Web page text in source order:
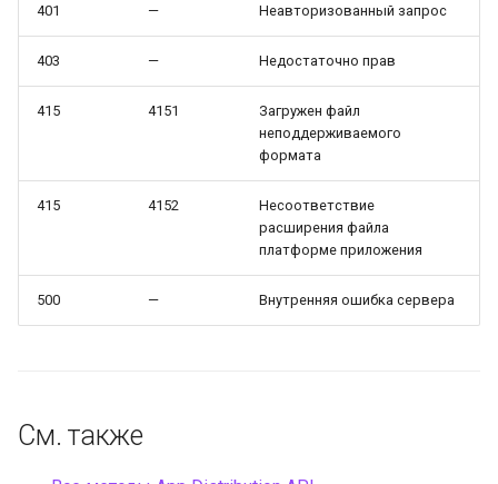
401 — Неавторизованный запрос
403 — Недостаточно прав
415 4151
Загружен файл
неподдерживаемого
формата
415 4152
Несоответствие
расширения файла
платформе приложения
500 — Внутренняя ошибка сервера
См. также